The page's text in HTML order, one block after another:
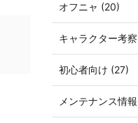
オフニャ (20)
キャラクター考
初心者向け (27)
メンテナンス情